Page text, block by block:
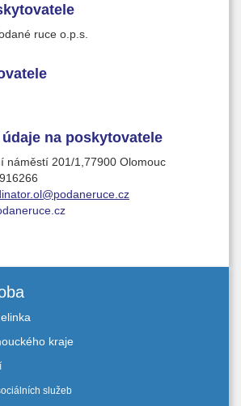
ruce o.p.s.
na poskytovatele
náměstí 201/1,77900 Olomouc
kraje
služeb